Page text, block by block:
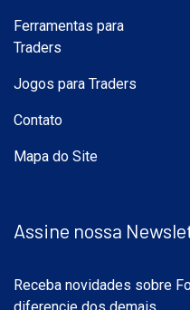
Ferramentas para
Traders
Jogos para Traders
Contato
Mapa do Site
Assine nossa
Receba novidades sobre